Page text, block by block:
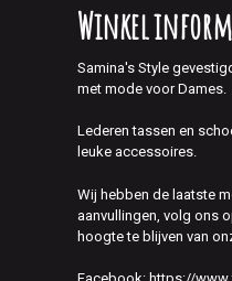
Winkel
Samina's Style
met mode voor Dames.
Lederen tassen en
leuke accessoires.
Wij hebben de laatste
aanvullingen, volg ons
hoogte te blijven van